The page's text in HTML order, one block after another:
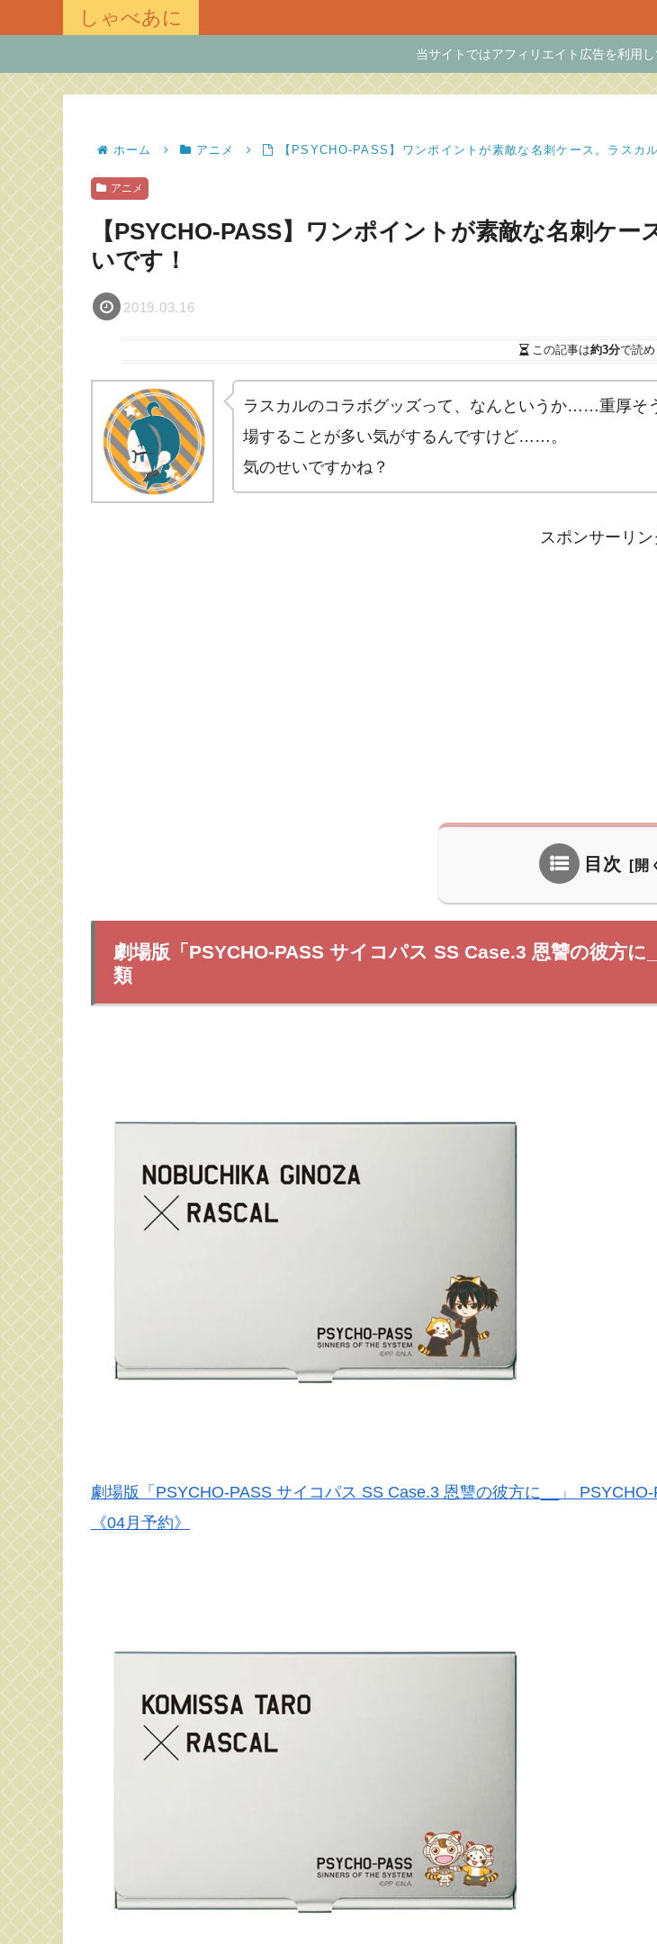
しゃべあに
当サイトではアフィリエイト広告を利用
ホーム アニメ 【PSYCHO-PASS】ワンポイントが素敵な名刺ケース。ラスカ
アニメ
【PSYCHO-PASS】ワンポイントが素敵な名刺ケ
いです！
2019.03.16
この記事は約3分で読め
ラスカルのコラボグッズって、なんというか……重厚そ
場することが多い気がするんですけど……。
気のせいですかね？
スポンサーリン
目次
劇場版「PSYCHO-PASS サイコパス SS Case.3 恩讐の彼方
類
劇場版「PSYCHO-PASS サイコパス SS Case.3 恩讐の彼方に__」
《04月予約》